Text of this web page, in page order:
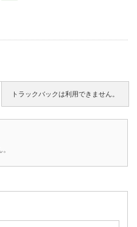
トラックバックは利用できません。